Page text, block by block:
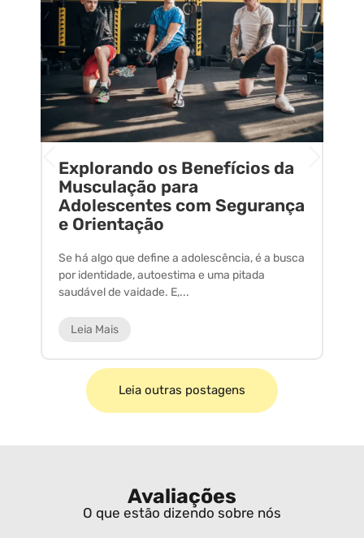
Explorando os Benefícios da
Musculação para
Adolescentes com Segurança
e Orientação
Se há algo que define a adolescência, é a busca
por identidade, autoestima e uma pitada
saudável de vaidade. E,...
Leia Mais
Leia outras postagens
Avaliações
O que estão dizendo sobre nós